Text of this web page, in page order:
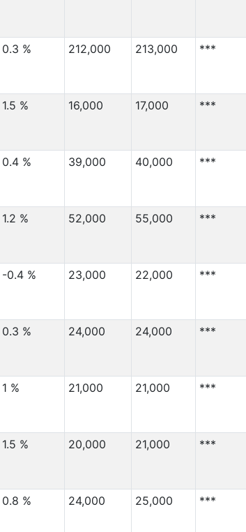
120,000
4,000
100,000
11,000
100,000
13,000
90,000
3,000
85,000
6,000
80,000
55,000
80,000
130,000
65,000
60,000
13,000
55,000
220,000
0.3 % 212,000 213,000 ***
1.5 % 16,000 17,000 ***
0.4 % 39,000 40,000 ***
1.2 % 52,000 55,000 ***
-0.4 % 23,000 22,000 ***
0.3 % 24,000 24,000 ***
1 % 21,000 21,000 ***
1.5 % 20,000 21,000 ***
0.8 % 24,000 25,000 ***